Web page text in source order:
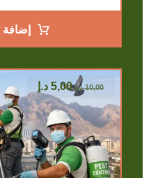
10,00 د.إ 5,00 د.إ